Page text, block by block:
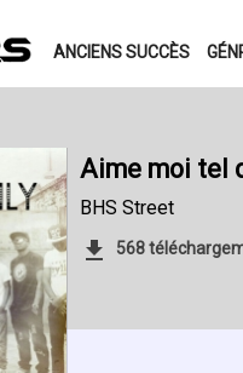
ANCIENS SUCCÈS
Aime moi tel
BHS Street
568